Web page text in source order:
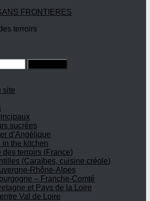
FRONTIERES
terroirs
site
sucrées
d’Angélique
in the kitchen
des terroirs (France)
(Caraïbes, cuisine créole)
Rhône-Alpes
– Franche-Comté
et Pays de la Loire
Val de Loire